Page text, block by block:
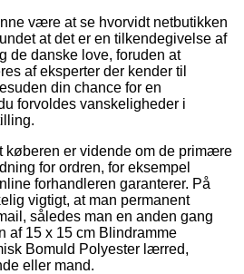
være at se hvorvidt netbutikken
at det er en tilkendegivelse af
de danske love, foruden at
af eksperter der kender til
din chance for en
forvoldes vanskeligheder i
køberen er vidende om de primære
for ordren, for eksempel
forhandleren garanterer. På
vigtigt, at man permanent
således man en anden gang
af 15 x 15 cm Blindramme
Bomuld Polyester lærred,
eller mand.